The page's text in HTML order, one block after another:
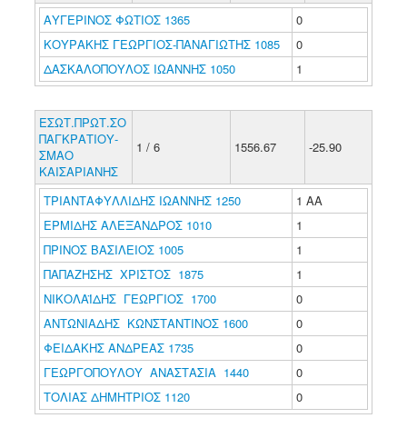
ΑΥΓΕΡΙΝΟΣ ΦΩΤΙΟΣ 1365
0
ΚΟΥΡΑΚΗΣ ΓΕΩΡΓΙΟΣ-ΠΑΝΑΓΙΩΤΗΣ 1085
0
ΔΑΣΚΑΛΟΠΟΥΛΟΣ ΙΩΑΝΝΗΣ 1050
1
ΕΣΩΤ.ΠΡΩΤ.ΣΟ
ΠΑΓΚΡΑΤΙΟΥ-
ΣΜΑΟ
ΚΑΙΣΑΡΙΑΝΗΣ
1 / 6 1556.67 -25.90
ΤΡΙΑΝΤΑΦΥΛΛΙΔΗΣ ΙΩΑΝΝΗΣ 1250
1 ΑΑ
ΕΡΜΙΔΗΣ ΑΛΕΞΑΝΔΡΟΣ 1010
1
ΠΡΙΝΟΣ ΒΑΣΙΛΕΙΟΣ 1005
1
ΠΑΠΑΖΗΣΗΣ ΧΡΙΣΤΟΣ 1875
1
ΝΙΚΟΛΑΪΔΗΣ ΓΕΩΡΓΙΟΣ 1700
0
ΑΝΤΩΝΙΑΔΗΣ ΚΩΝΣΤΑΝΤΙΝΟΣ 1600
0
ΦΕΙΔΑΚΗΣ ΑΝΔΡΕΑΣ 1735
0
ΓΕΩΡΓΟΠΟΥΛΟΥ ΑΝΑΣΤΑΣΙΑ 1440
0
ΤΟΛΙΑΣ ΔΗΜΗΤΡΙΟΣ 1120
0